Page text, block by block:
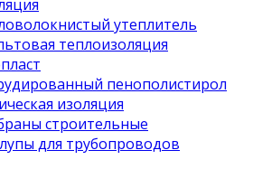
утеплитель
теплоизоляция
пенополистирол
изоляция
строительные
для трубопроводов